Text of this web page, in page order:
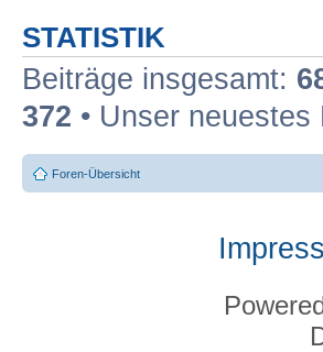
STATISTIK
Beiträge insgesamt:
372 • Unser neuestes
Foren-Übersicht